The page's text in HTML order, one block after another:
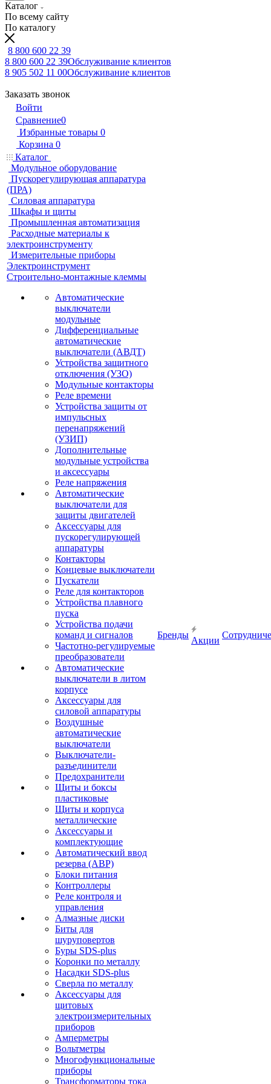
Каталог
По всему сайту
По каталогу
8 800 600 22 39
8 800 600 22 39Обслуживание клиентов
8 905 502 11 00Обслуживание клиентов
Заказать звонок
Войти
Сравнение0
Избранные товары 0
Корзина 0
Каталог
Модульное оборудование
Пускорегулирующая аппаратура
(ПРА)
Силовая аппаратура
Шкафы и щиты
Промышленная автоматизация
Расходные материалы к
электроинструменту
Измерительные приборы
Электроинструмент
Строительно-монтажные клеммы
Автоматические
выключатели
модульные
Дифференциальные
автоматические
выключатели (АВДТ)
Устройства защитного
отключения (УЗО)
Модульные контакторы
Реле времени
Устройства защиты от
импульсных
перенапряжений
(УЗИП)
Дополнительные
модульные устройства
и аксессуары
Реле напряжения
Автоматические
выключатели для
защиты двигателей
Аксессуары для
пускорегулирующей
аппаратуры
Контакторы
Концевые выключатели
Пускатели
Реле для контакторов
Устройства плавного
пуска
Устройства подачи
команд и сигналов
Частотно-регулируемые
преобразователи
Автоматические
выключатели в литом
корпусе
Аксессуары для
силовой аппаратуры
Воздушные
автоматические
выключатели
Выключатели-
разъединители
Предохранители
Щиты и боксы
пластиковые
Щиты и корпуса
металлические
Аксессуары и
комплектующие
Автоматический ввод
резерва (АВР)
Блоки питания
Контроллеры
Реле контроля и
управления
Алмазные диски
Биты для
шуруповертов
Буры SDS-plus
Коронки по металлу
Насадки SDS-plus
Сверла по металлу
Аксессуары для
щитовых
электроизмерительных
приборов
Амперметры
Вольтметры
Многофункциональные
приборы
Трансформаторы тока
Бренды
Акции